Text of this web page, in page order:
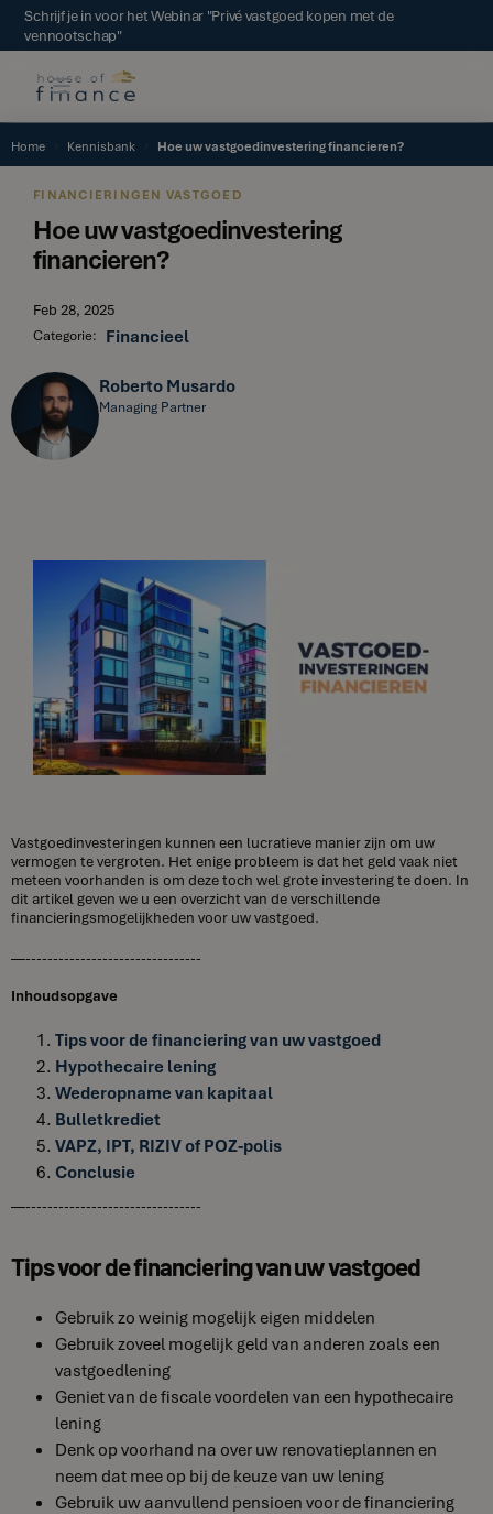
Schrijf je in voor het Webinar "Privé vastgoed kopen met de
vennootschap"
Home Kennisbank Hoe uw vastgoedinvestering financieren?
FINANCIERINGEN VASTGOED
Hoe uw vastgoedinvestering
financieren?
Feb 28, 2025
Categorie: Financieel
Roberto Musardo
Managing Partner
Vastgoedinvesteringen kunnen een lucratieve manier zijn om uw
vermogen te vergroten. Het enige probleem is dat het geld vaak niet
meteen voorhanden is om deze toch wel grote investering te doen. In
dit artikel geven we u een overzicht van de verschillende
financieringsmogelijkheden voor uw vastgoed.
—--------------------------------
Inhoudsopgave
Tips voor de financiering van uw vastgoed
Hypothecaire lening
Wederopname van kapitaal
Bulletkrediet
VAPZ, IPT, RIZIV of POZ-polis
Conclusie
—--------------------------------
Tips voor de financiering van uw vastgoed
Gebruik zo weinig mogelijk eigen middelen
Gebruik zoveel mogelijk geld van anderen zoals een
vastgoedlening
Geniet van de fiscale voordelen van een hypothecaire
lening
Denk op voorhand na over uw renovatieplannen en
neem dat mee op bij de keuze van uw lening
Gebruik uw aanvullend pensioen voor de financiering